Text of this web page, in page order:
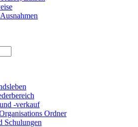
-verkauf
Ordner
Schulungen